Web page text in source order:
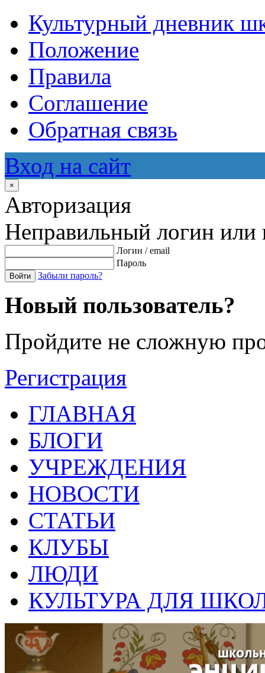
Культурный дневник
Положение
Правила
Соглашение
Обратная связь
Вход на сайт
×
Авторизация
Неправильный логин или
Логин / email
Пароль
Войти Забыли пароль?
Новый пользователь?
Пройдите не сложную
Регистрация
ГЛАВНАЯ
БЛОГИ
УЧРЕЖДЕНИЯ
НОВОСТИ
СТАТЬИ
КЛУБЫ
ЛЮДИ
КУЛЬТУРА ДЛЯ